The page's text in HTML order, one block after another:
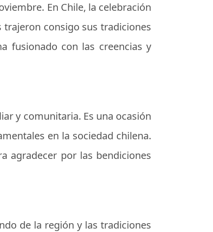
En Chile, la celebración
trajeron consigo sus tradiciones
fusionado con las creencias y
y comunitaria. Es una ocasión
en la sociedad chilena.
agradecer por las bendiciones
de la región y las tradiciones